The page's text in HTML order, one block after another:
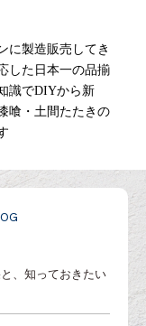
に製造販売してき
した日本一の品揃
識でDIYから新
喰・土間たたきの
、知っておきたい